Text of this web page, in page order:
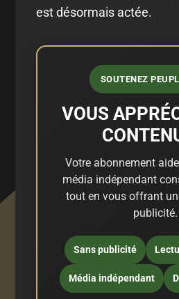
est désormais actée.
SOUTENEZ
VOUS
Votre abonnement
média indépendant
tout en vous offrant
publicité.
Sans publicité
Média indépendant